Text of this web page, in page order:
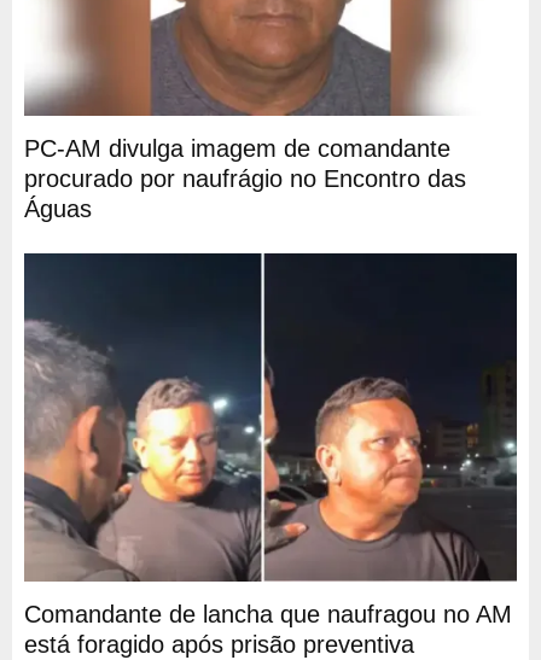
PC-AM divulga imagem de comandante
procurado por naufrágio no Encontro das
Águas
Comandante de lancha que naufragou no AM
está foragido após prisão preventiva